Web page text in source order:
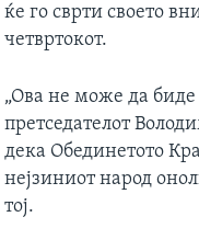
ќе го сврти своето
четвртокот.
„Ова не може да биде
претседателот
дека Обединетото
нејзиниот народ
тој.